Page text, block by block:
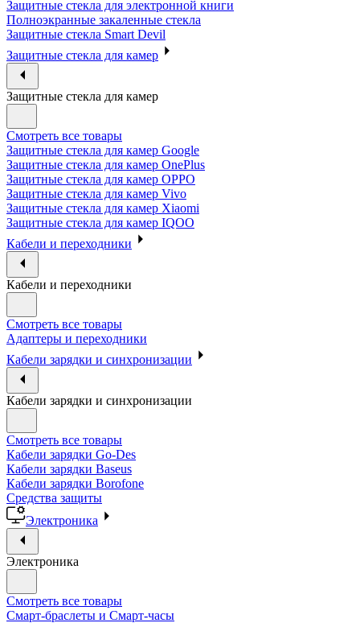
Защитные стекла для электронной книги
Полноэкранные закаленные стекла
Защитные стекла Smart Devil
Защитные стекла для камер
Защитные стекла для камер
Смотреть все товары
Защитные стекла для камер Google
Защитные стекла для камер OnePlus
Защитные стекла для камер OPPO
Защитные стекла для камер Vivo
Защитные стекла для камер Xiaomi
Защитные стекла для камер IQOO
Кабели и переходники
Кабели и переходники
Смотреть все товары
Адаптеры и переходники
Кабели зарядки и синхронизации
Кабели зарядки и синхронизации
Смотреть все товары
Кабели зарядки Go-Des
Кабели зарядки Baseus
Кабели зарядки Borofone
Средства защиты
Электроника
Электроника
Смотреть все товары
Смарт-браслеты и Смарт-часы